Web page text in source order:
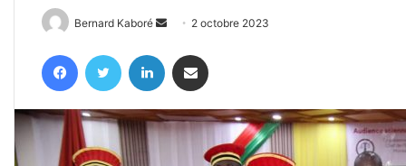
Bernard Kaboré
Envoyer
courriel
2 octobre 2023
FacebookTwitter Linkedin